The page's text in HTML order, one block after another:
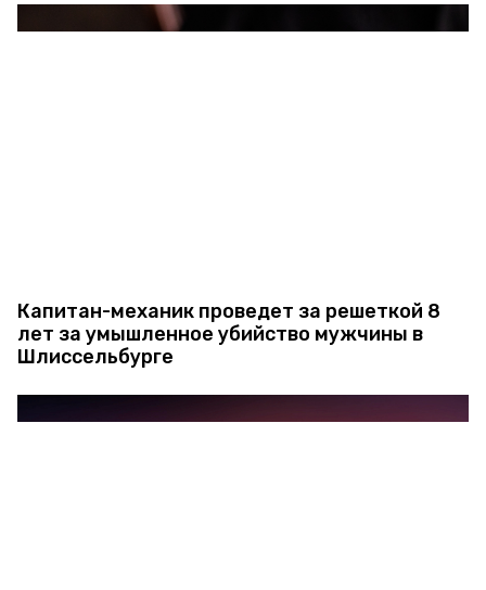
Капитан-механик проведет за решеткой 8
лет за умышленное убийство мужчины в
Шлиссельбурге